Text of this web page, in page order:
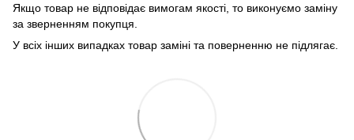
Якщо товар не відповідає вимогам якості, то виконуємо заміну
за зверненням покупця.
У всіх інших випадках товар заміні та поверненню не підлягає.